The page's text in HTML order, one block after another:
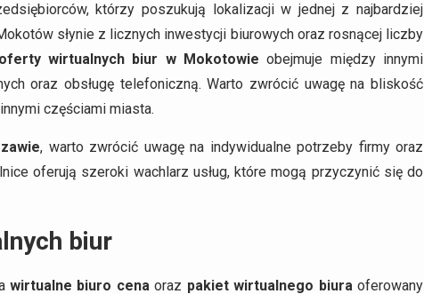
którzy poszukują lokalizacji w jednej z najbardziej
słynie z licznych inwestycji biurowych oraz rosnącej liczby
wirtualnych biur w Mokotowie obejmuje między innymi
oraz obsługę telefoniczną. Warto zwrócić uwagę na bliskość
częściami miasta.
, warto zwrócić uwagę na indywidualne potrzeby firmy oraz
oferują szeroki wachlarz usług, które mogą przyczynić się do
biur
wirtualne biuro cenaoraz pakiet wirtualnego biuraoferowany